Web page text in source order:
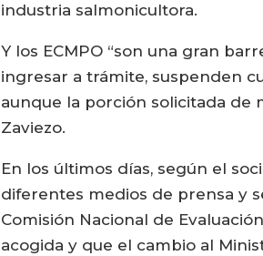
industria salmonicultora.
Y los ECMPO “son una gran
ingresar a trámite, suspenden
aunque la porción solicitada de
Zaviezo.
En los últimos días, según el
diferentes medios de prensa y
Comisión Nacional de
acogida y que el cambio al